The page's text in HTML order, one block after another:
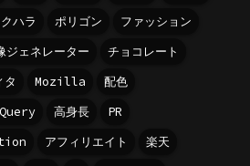
ハラ ポリゴン
ファッション
ジェネレーター
チョコレート
タ Mozilla
配色
高身長
PR
アフィリエイト
楽天